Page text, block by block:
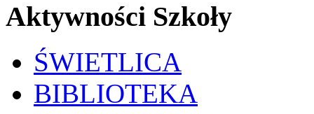
Aktywności Szkoły
ŚWIETLICA
BIBLIOTEKA